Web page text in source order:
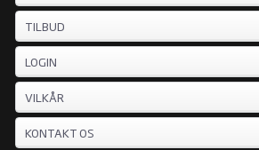
TILBUD
LOGIN
VILKÅR
KONTAKT OS